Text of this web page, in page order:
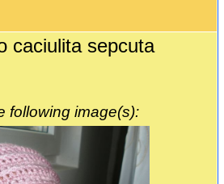
caciulita sepcuta
following image(s):